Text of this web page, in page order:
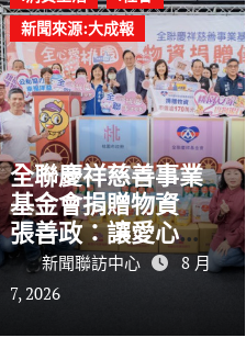
新聞來源:大成報
全聯慶祥慈善事業
基金會捐贈物資
張善政：讓愛心觸
及更多需要的市民
新聞聯訪中心
8 月
7, 2026